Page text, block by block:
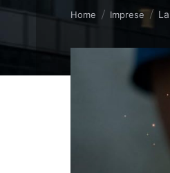
Tu sei qui:
Home Imprese